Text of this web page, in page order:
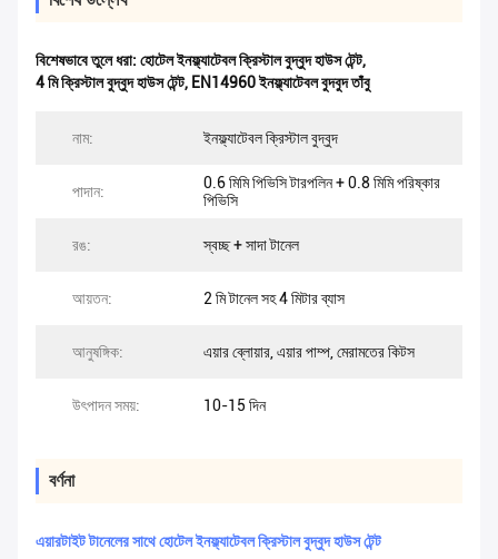
বিশেষভাবে তুলে ধরা: হোটেল ইনফ্ল্যাটেবল ক্রিস্টাল বুদ্বুদ হাউস টেন্ট,
4 মি ক্রিস্টাল বুদ্বুদ হাউস টেন্ট, EN14960 ইনফ্ল্যাটেবল বুদবুদ তাঁবু
নাম: ইনফ্ল্যাটেবল ক্রিস্টাল বুদ্বুদ
পাদান:
0.6 মিমি পিভিসি টারপলিন + 0.8 মিমি পরিষ্কার
পিভিসি
রঙ: স্বচ্ছ + সাদা টানেল
আয়তন: 2 মি টানেল সহ 4 মিটার ব্যাস
আনুষঙ্গিক: এয়ার ব্লোয়ার, এয়ার পাম্প, মেরামতের কিটস
উৎপাদন সময়: 10-15 দিন
বর্ণনা
এয়ারটাইট টানেলের সাথে হোটেল ইনফ্ল্যাটেবল ক্রিস্টাল বুদ্বুদ হাউস টেন্ট